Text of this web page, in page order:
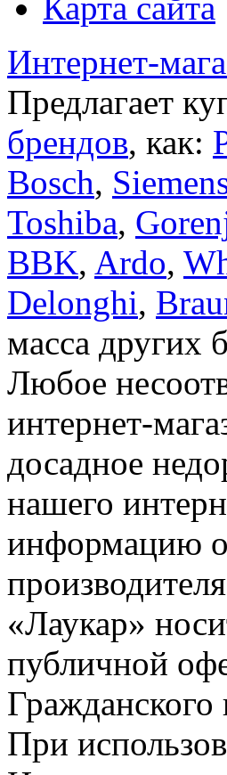
Интернет-
Предлагает
брендов, как:
Bosch,
Toshiba,
BBK, Ardo,
Delonghi,
масса других
Любое
интернет-
досадное
нашего
информацию о
«Лаукар»
публичной
Гражданского
При